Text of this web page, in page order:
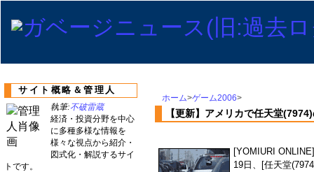
ホーム>ゲーム2006>
【更新】アメリカで任天堂
[YOMIURI
19日、[任天堂
サイト概略＆管理人
執筆:不破雷蔵
経済・投資分野を中心
に多種多様な情報を
様々な視点から紹介・
図式化・解説するサイ
トです。